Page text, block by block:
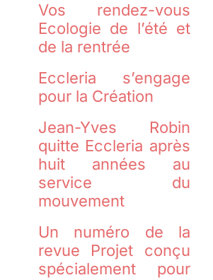
Vos rendez-vous
Ecologie de l’été et
de la rentrée
Eccleria s’engage
pour la Création
Jean-Yves Robin
quitte Eccleria après
huit années au
service du
mouvement
Un numéro de la
revue Projet conçu
spécialement pour